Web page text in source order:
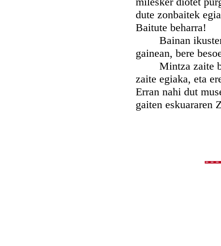
dute zonbaitek
Baitute beharra!
Bainan ikusten
gainean, bere
Mintza zaite
zaite egiaka, eta
Erran nahi dut
gaiten eskuararen